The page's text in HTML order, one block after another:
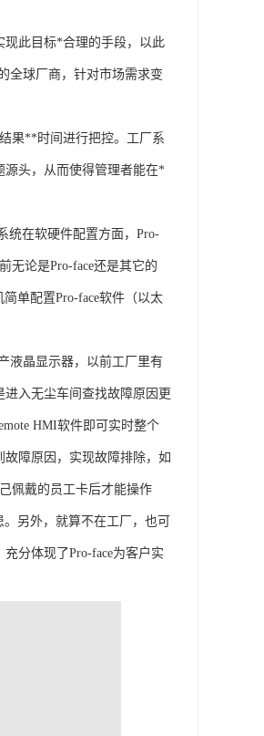
现此目标*合理的手段，以此
全球厂商，针对市场需求变
果**时间进行把控。工厂系
源头，从而使得管理者能在*
统在软硬件配置方面，Pro-
无论是Pro-face还是其它的
单配置Pro-face软件（以太
液晶显示器，以前工厂里有
入无尘车间查找故障原因更
HMI软件即可实时整个
障原因，实现故障排除，如
佩戴的员工卡后才能操作
另外，就算不在工厂，也可
分体现了Pro-face为客户实